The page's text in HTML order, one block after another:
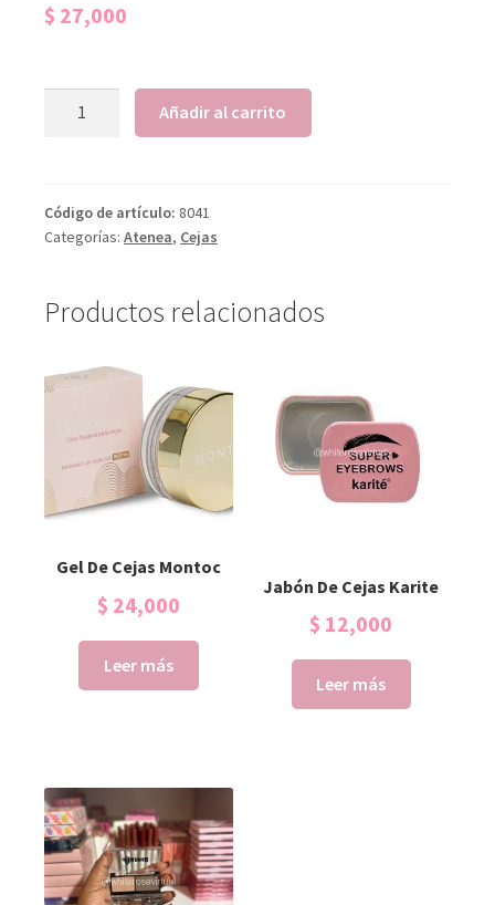
$ 27,000
Añadir al carrito
Código de artículo: 8041
Categorías: Atenea, Cejas
Productos relacionados
Gel De Cejas Montoc
$ 24,000
Leer más
Jabón De Cejas Karite
$ 12,000
Leer más